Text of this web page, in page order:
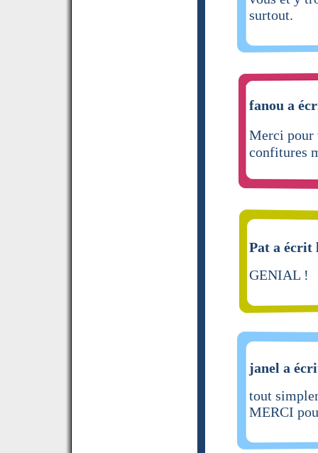
surtout.
fanou a
Merci pour
confitures
Pat a écrit
GENIAL !
janel a
tout
MERCI